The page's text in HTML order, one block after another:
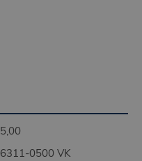
5,00
6311-0500 VK